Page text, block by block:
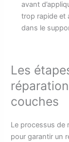
avant
trop rapide et
dans le
Les
couches
Le processus de
pour garantir un